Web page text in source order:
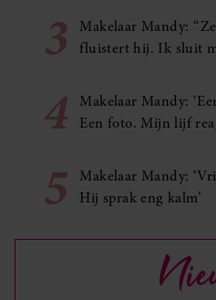
3
Makelaar Mandy:
fluistert hij. Ik sluit
4
Makelaar Mandy:
Een foto. Mijn lijf
5
Makelaar Mandy:
Hij sprak eng kalm’